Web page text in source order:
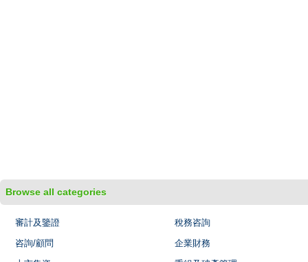
Browse all categories
審計及鑒證
稅務咨詢
咨詢/顧問
企業財務